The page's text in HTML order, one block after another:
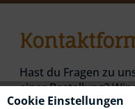
Hast du Fragen zu
einer Bestellung?
Cookie Einstellungen